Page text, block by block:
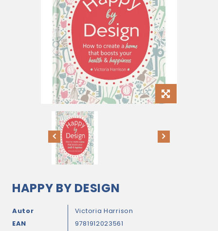
HAPPY BY DESIGN
Autor
Victoria Harrison
EAN
9781912023561